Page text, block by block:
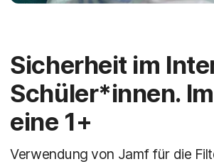
Sicherheit im
Schüler*innen.
eine 1+
Verwendung von Jamf für die